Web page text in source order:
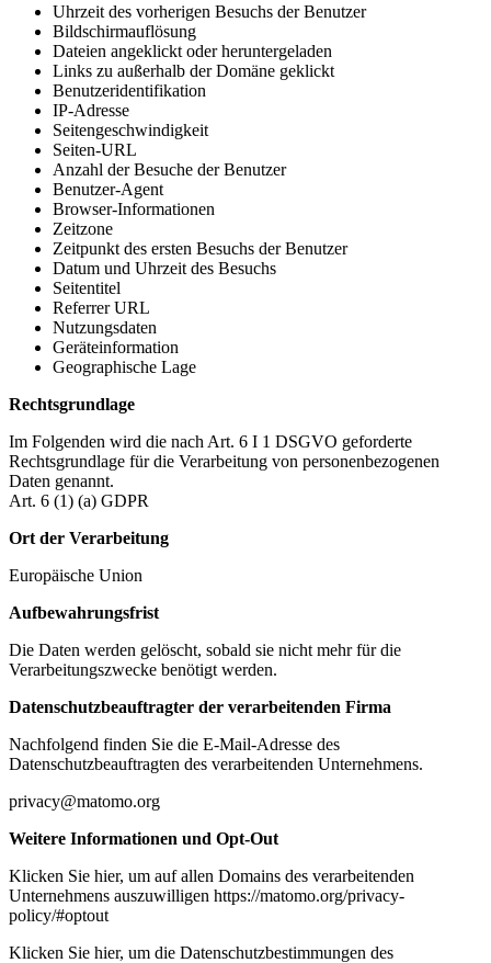
Uhrzeit des vorherigen Besuchs der Benutzer
Bildschirmauflösung
Dateien angeklickt oder heruntergeladen
Links zu außerhalb der Domäne geklickt
Benutzeridentifikation
IP-Adresse
Seitengeschwindigkeit
Seiten-URL
Anzahl der Besuche der Benutzer
Benutzer-Agent
Browser-Informationen
Zeitzone
Zeitpunkt des ersten Besuchs der Benutzer
Datum und Uhrzeit des Besuchs
Seitentitel
Referrer URL
Nutzungsdaten
Geräteinformation
Geographische Lage
Rechtsgrundlage
Im Folgenden wird die nach Art. 6 I 1 DSGVO geforderte
Rechtsgrundlage für die Verarbeitung von personenbezogenen
Daten genannt.
Art. 6 (1) (a) GDPR
Ort der Verarbeitung
Europäische Union
Aufbewahrungsfrist
Die Daten werden gelöscht, sobald sie nicht mehr für die
Verarbeitungszwecke benötigt werden.
Datenschutzbeauftragter der verarbeitenden Firma
Nachfolgend finden Sie die E-Mail-Adresse des
Datenschutzbeauftragten des verarbeitenden Unternehmens.
privacy@matomo.org
Weitere Informationen und Opt-Out
Klicken Sie hier, um auf allen Domains des verarbeitenden
Unternehmens auszuwilligen https://matomo.org/privacy-
policy/#optout
Klicken Sie hier, um die Datenschutzbestimmungen des